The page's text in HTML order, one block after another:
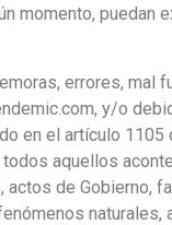
momento, puedan
errores, mal
y/o
en el artículo 1105
aquellos
de Gobierno,
naturales,